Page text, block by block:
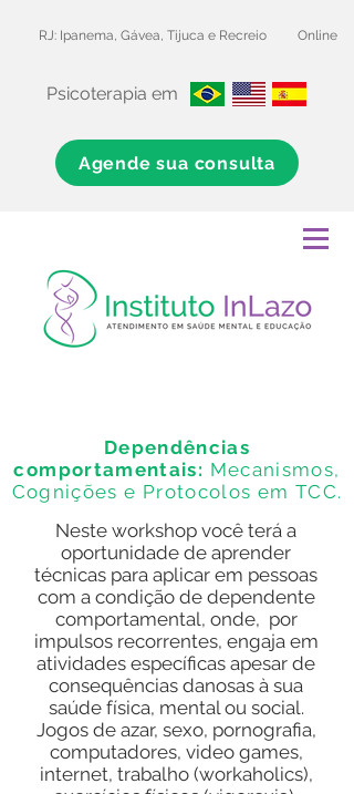
RJ: Ipanema, Gávea, Tijuca e Recreio Online
Psicoterapia em
Agende sua consulta
Dependências
comportamentais: Mecanismos,
Cognições e Protocolos em TCC.
Neste workshop você terá a
oportunidade de aprender
técnicas para aplicar em pessoas
com a condição de dependente
comportamental, onde, por
impulsos recorrentes, engaja em
atividades específicas apesar de
consequências danosas à sua
saúde física, mental ou social.
Jogos de azar, sexo, pornografia,
computadores, video games,
internet, trabalho (workaholics),